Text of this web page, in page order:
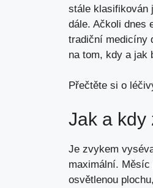
stále klasifikován
dále. Ačkoli dnes
tradiční medicíny
na tom, kdy a jak
Přečtěte si o
Jak a kdy
Je zvykem
maximální. Měsíc
osvětlenou